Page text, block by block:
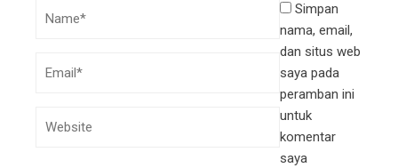
Simpan
nama, email,
dan situs web
saya pada
peramban ini
untuk
komentar
saya